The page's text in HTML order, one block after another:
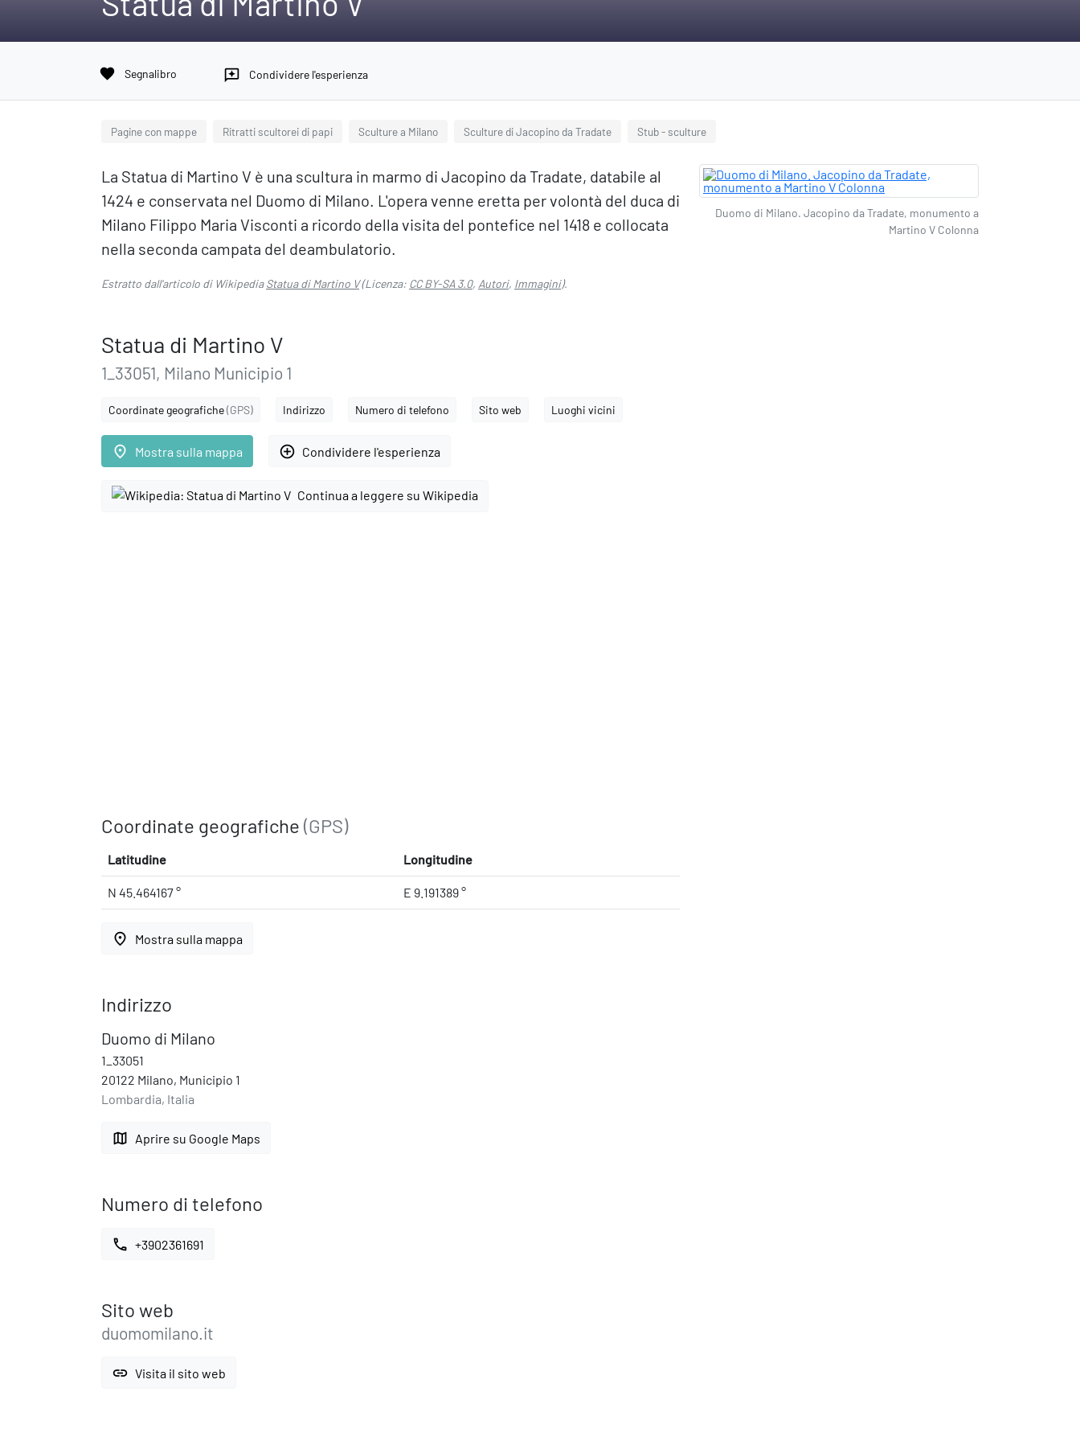
favorite Segnalibro reviews Condividere l'esperienza
Pagine con mappe Ritratti scultorei di papi Sculture a Milano Sculture di Jacopino da Tradate Stub - sculture
La Statua di Martino V è una scultura in marmo di Jacopino da Tradate, databile al
1424 e conservata nel Duomo di Milano. L'opera venne eretta per volontà del duca di
Milano Filippo Maria Visconti a ricordo della visita del pontefice nel 1418 e collocata
nella seconda campata del deambulatorio.
Estratto dall'articolo di WikipediaStatua di Martino V(Licenza: CC BY-SA 3.0, Autori, Immagini).
Statua di Martino V
1_33051, Milano Municipio 1
Coordinate geografiche(GPS) Indirizzo Numero di telefono Sito web Luoghi vicini
place Mostra sulla mappa add_circle_outline Condividere l'esperienza
Continua a leggere su Wikipedia
Coordinate geografiche (GPS)
Latitudine Longitudine
N 45.464167 ° E 9.191389 °
place Mostra sulla mappa
Indirizzo
Duomo di Milano
1_33051
20122 Milano, Municipio 1
Lombardia, Italia
map Aprire su Google Maps
Numero di telefono
call +3902361691
Sito web
duomomilano.it
link Visita il sito web
Duomo di Milano. Jacopino da Tradate, monumento a
Martino V Colonna